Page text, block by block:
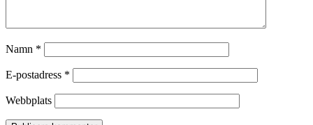
Namn *
E-postadress *
Webbplats